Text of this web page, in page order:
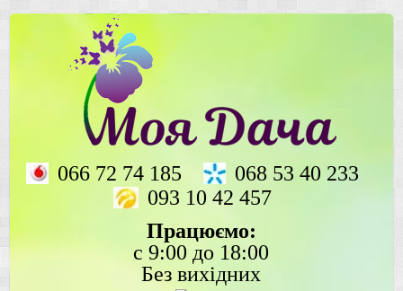
066 72 74 185
068 53 40 233
093 10 42 457
Працюємо:
с 9:00 до 18:00
Без вихідних